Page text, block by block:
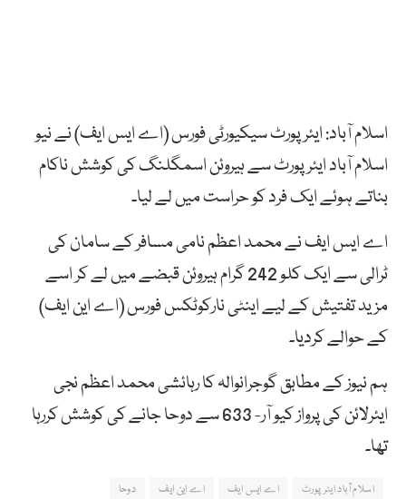
اسلام آباد: ایئرپورٹ سیکیورٹی فورس (اے ایس ایف) نے نیو
اسلام آباد ایئرپورٹ سے ہیروئن اسمگلنگ کی کوشش ناکام
بناتے ہوئے ایک فرد کو حراست میں لے لیا۔
اے ایس ایف نے محمد اعظم نامی مسافر کے سامان کی
ٹرالی سے ایک کلو 242 گرام ہیروئن قبضے میں لے کر اسے
مزید تفتیش کے لیے اینٹی نارکوٹکس فورس (اے این ایف)
کے حوالے کردیا۔
ہم نیوز کے مطابق گوجرانوالہ کا رہائشی محمد اعظم نجی
ایئرلائن کی پرواز کیو آر- 633 سے دوحا جانے کی کوشش کررہا
تھا۔
اسلام آباد ایئرپورٹ اے ایس ایف اے این ایف
دوحا